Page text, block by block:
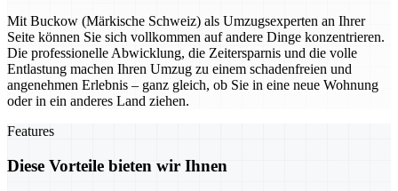
Mit Buckow (Märkische Schweiz) als Umzugsexperten an Ihrer
Seite können Sie sich vollkommen auf andere Dinge konzentrieren.
Die professionelle Abwicklung, die Zeitersparnis und die volle
Entlastung machen Ihren Umzug zu einem schadenfreien und
angenehmen Erlebnis – ganz gleich, ob Sie in eine neue Wohnung
oder in ein anderes Land ziehen.
Features
Diese Vorteile bieten wir Ihnen